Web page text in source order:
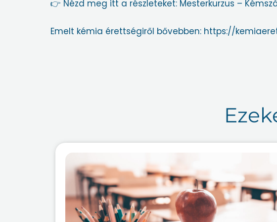
👉 Nézd meg itt a részleteket: Mesterkurzus –
Emelt kémia érettségiről bővebben: https://